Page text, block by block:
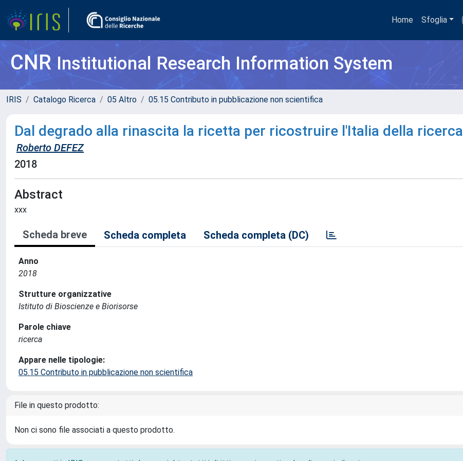
Home Sfoglia
CNRInstitutional Research Information System
IRIS Catalogo Ricerca 05 Altro 05.15 Contributo in pubblicazione non scientifica
Dal degrado alla rinascita la ricetta per ricostruire l'Italia della ricerca
Roberto DEFEZ
2018
Abstract
xxx
Scheda breve Scheda completa Scheda completa (DC)
Anno
2018
Strutture organizzative
Istituto di Bioscienze e Biorisorse
Parole chiave
ricerca
Appare nelle tipologie:
05.15 Contributo in pubblicazione non scientifica
File in questo prodotto:
Non ci sono file associati a questo prodotto.